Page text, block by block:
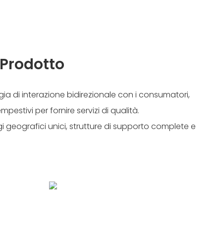
di interazione bidirezionale con i consumatori,
per fornire servizi di qualità.
geografici unici, strutture di supporto complete e